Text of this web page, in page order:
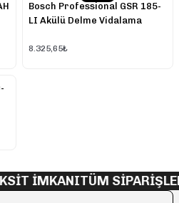
Bosch Professional GSR 185-
LI Akülü Delme Vidalama
8.325,65₺
İMKANITÜM